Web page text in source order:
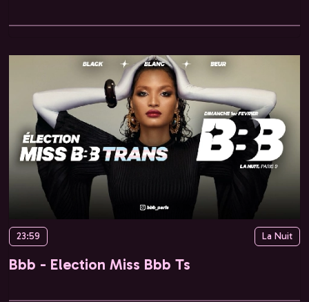
23:59 La Nuit
Bbb - Election Miss Bbb Ts